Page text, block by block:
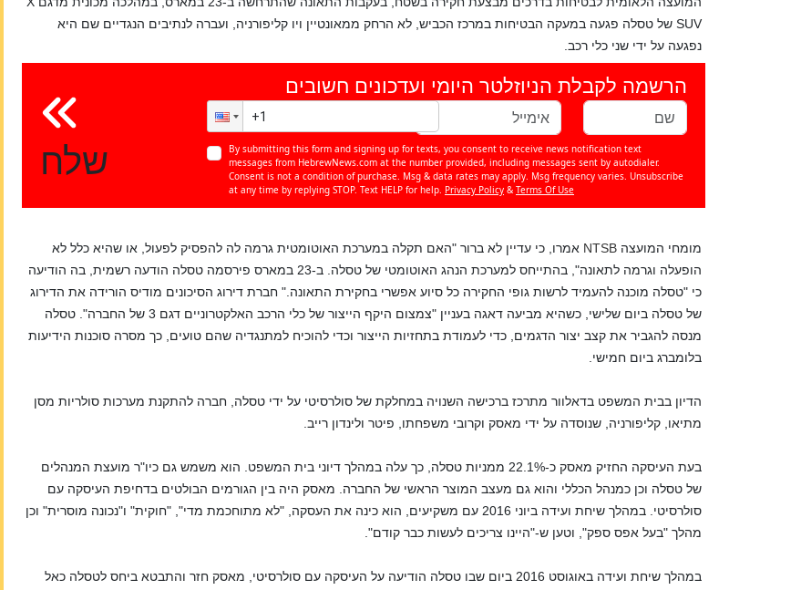
SUV של טסלה פגעה במעקה הבטיחות במרכז הכביש, לא הרחק ממאונטיין ויו קליפורניה, ועברה לנתיבים הנגדיים שם היא
נפגעה על ידי שני כלי רכב.
שלח
הרשמה לקבלת הניוזלטר היומי ועדכונים חשובים
By submitting this form and signing up for texts, you consent to receive news notification text
messages from HebrewNews.com at the number provided, including messages sent by autodialer.
Consent is not a condition of purchase. Msg & data rates may apply. Msg frequency varies. Unsubscribe
at any time by replying STOP. Text HELP for help. Privacy Policy & Terms Of Use
מומחי המועצהNTSB אמרו, כי עדיין לא ברור "האם תקלה במערכת האוטומטית גרמה לה להפסיק לפעול, או שהיא כלל לא
הופעלה וגרמה לתאונה", בהתייחס למערכת הנהג האוטומטי של טסלה. ב-23 במארס פירסמה טסלה הודעה רשמית, בה הודיעה
כי "טסלה מוכנה להעמיד לרשות גופי החקירה כל סיוע אפשרי בחקירת התאונה." חברת דירוג הסיכונים מודיס הורידה את הדירוג
של טסלה ביום שלישי, כשהיא מביעה דאגה בעניין "צמצום היקף הייצור של כלי הרכב האלקטרוניים דגם 3 של החברה".
טסלה
מנסה להגביר את קצב יצור הדגמים, כדי לעמודת בתחזיות הייצור וכדי להוכיח למתנגדיה שהם טועים, כך מסרה סוכנות הידיעות
בלומברג ביום חמישי.
הדיון בבית המשפט בדאלוור מתרכז ברכישה השנויה במחלקת של סולרסיטי על ידי טסלה, חברה להתקנת מערכות סולריות מסן
מתיאו, קליפורניה, שנוסדה על ידי מאסק וקרובי משפחתו, פיטר ולינדון רייב.
בעת העיסקה החזיק מאסק כ-22.1% ממניות טסלה, כך עלה במהלך דיוני בית המשפט. הוא משמש גם כיו"ר מועצת המנהלים
של טסלה וכן כמנהל הכללי והוא גם מעצב המוצר הראשי של החברה. מאסק היה בין הגורמים הבולטים בדחיפת העיסקה עם
סולרסיטי. במהלך שיחת ועידה ביוני 2016 עם משקיעים, הוא כינה את העסקה, "לא מתוחכמת מדי", "חוקית" ו"נכונה מוסרית" וכן
מהלך "בעל אפס ספק", וטען ש-"היינו צריכים לעשות כבר קודם".
במהלך שיחת ועידה באוגוסט 2016 ביום שבו טסלה הודיעה על העיסקה עם סולרסיטי, מאסק חזר והתבטא ביחס לטסלה כאל